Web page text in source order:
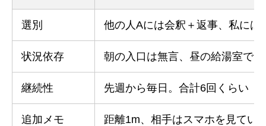
選別 他の人Aには会釈＋返事、私には
状況依存 朝の入口は無言、昼の給湯室で
継続性 先週から毎日。合計6回くらい
追加メモ 距離1m、相手はスマホを見てい